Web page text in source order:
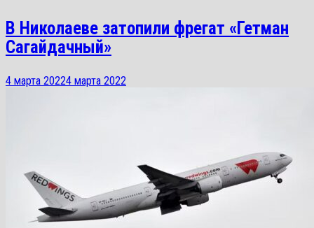
В Николаеве затопили фрегат «Гетман
Сагайдачный»
4 марта 20224 марта 2022